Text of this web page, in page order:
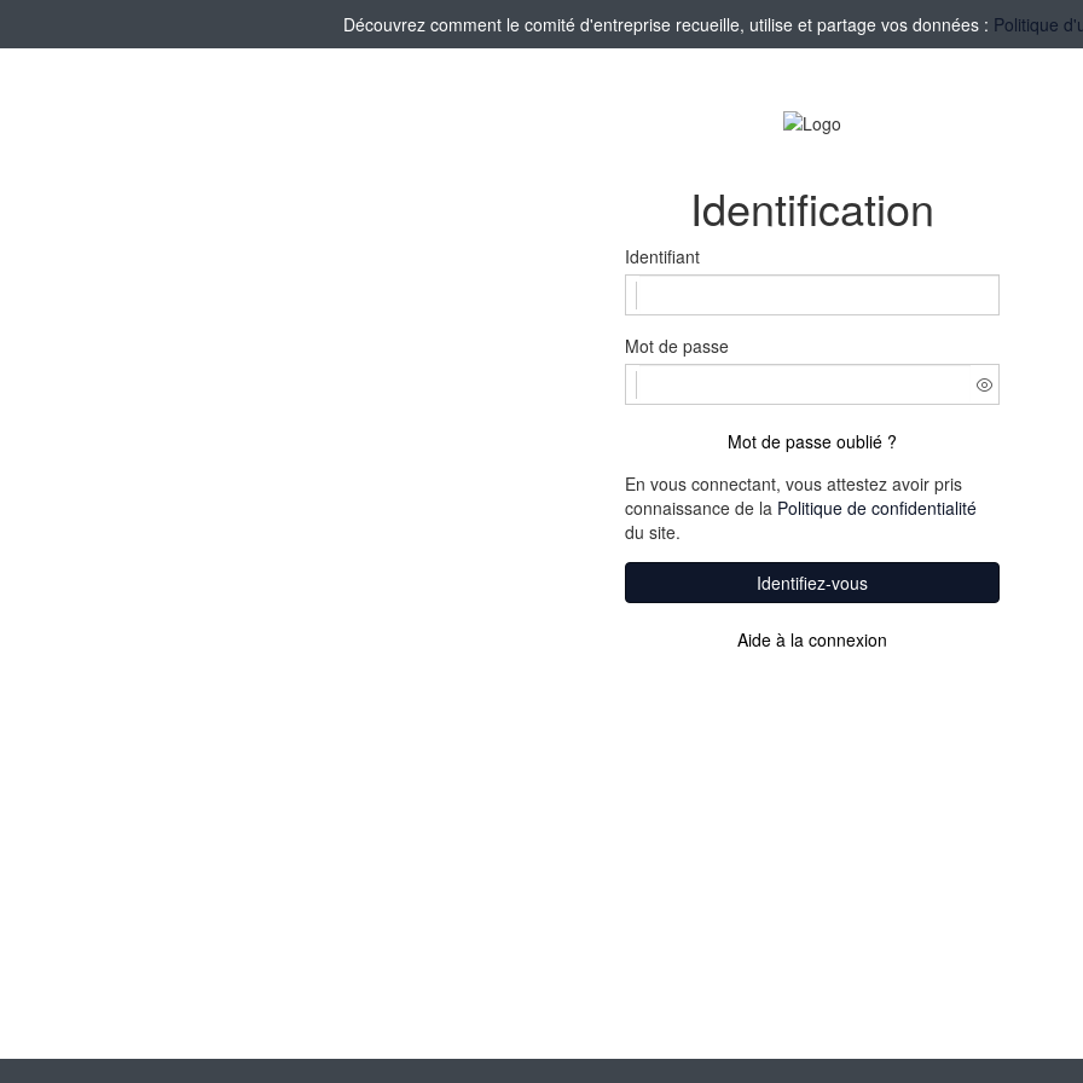
Découvrez comment le comité d'entreprise recueille, utilise et partage vos données : Politique
Identification
Identifiant
Mot de passe
Mot de passe oublié ?
En vous connectant, vous attestez avoir pris
connaissance de la Politique de confidentialité
du site.
Identifiez-vous
Aide à la connexion